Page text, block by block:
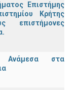
Επιστήμης
Κρήτης
επιστήμονες
Ανάμεσα στα